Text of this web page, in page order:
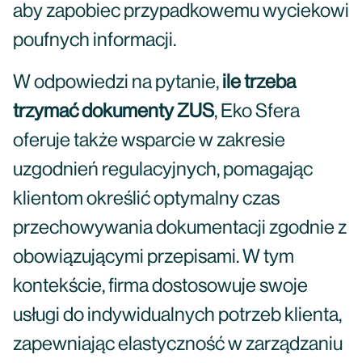
aby zapobiec przypadkowemu wyciekowi
poufnych informacji.
W odpowiedzi na pytanie, ile trzeba
trzymać dokumenty ZUS, Eko Sfera
oferuje także wsparcie w zakresie
uzgodnień regulacyjnych, pomagając
klientom określić optymalny czas
przechowywania dokumentacji zgodnie z
obowiązującymi przepisami. W tym
kontekście, firma dostosowuje swoje
usługi do indywidualnych potrzeb klienta,
zapewniając elastyczność w zarządzaniu